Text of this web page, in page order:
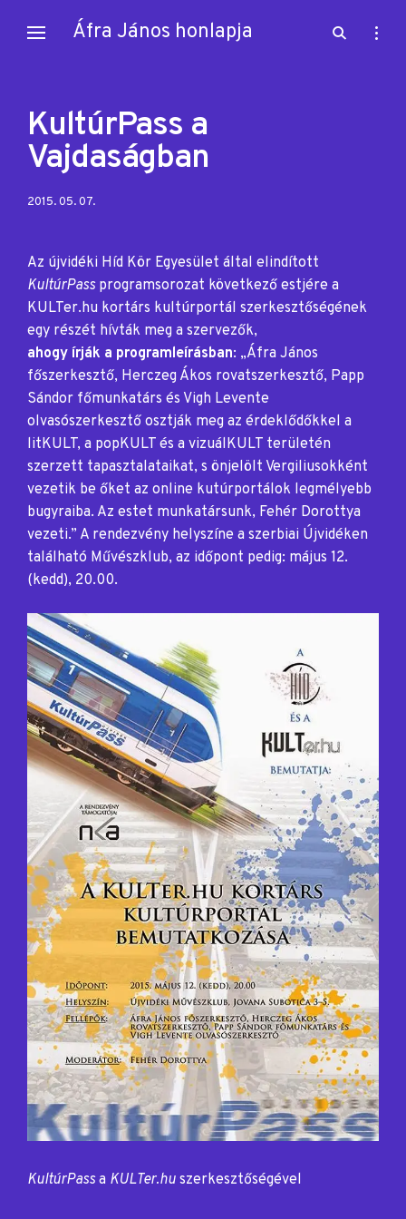
Áfra János honlapja
open
open
KultúrPass a
Vajdaságban
Posted
2015. 05. 07.
Az újvidéki Híd Kör Egyesület által elindított
KultúrPassprogramsorozat következő estjére a
KULTer.hu kortárs kultúrportál szerkesztőségének
egy részét hívták meg a szervezők,
ahogy írják a programleírásban: „Áfra János
főszerkesztő, Herczeg Ákos rovatszerkesztő, Papp
Sándor főmunkatárs és Vigh Levente
olvasószerkesztő osztják meg az érdeklődőkkel a
litKULT, a popKULT és a vizuálKULT területén
szerzett tapasztalataikat, s önjelölt Vergiliusokként
vezetik be őket az online kutúrportálok legmélyebb
bugyraiba. Az estet munkatársunk, Fehér Dorottya
vezeti.” A rendezvény helyszíne a szerbiai Újvidéken
található Művészklub, az időpont pedig: május 12.
(kedd), 20.00.
KultúrPassa KULTer.hu szerkesztőségével